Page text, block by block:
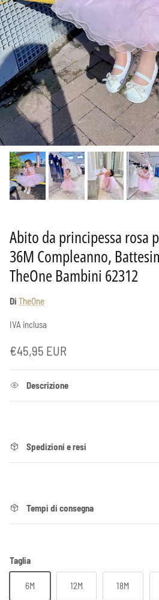
Abito da principessa rosa
36M Compleanno,
TheOne Bambini 62312
Di TheOne
IVA inclusa
Prezzo normale
€45,95 EUR
Descrizione
Spedizioni e resi
Tempi di consegna
Taglia
6M 12M 18M